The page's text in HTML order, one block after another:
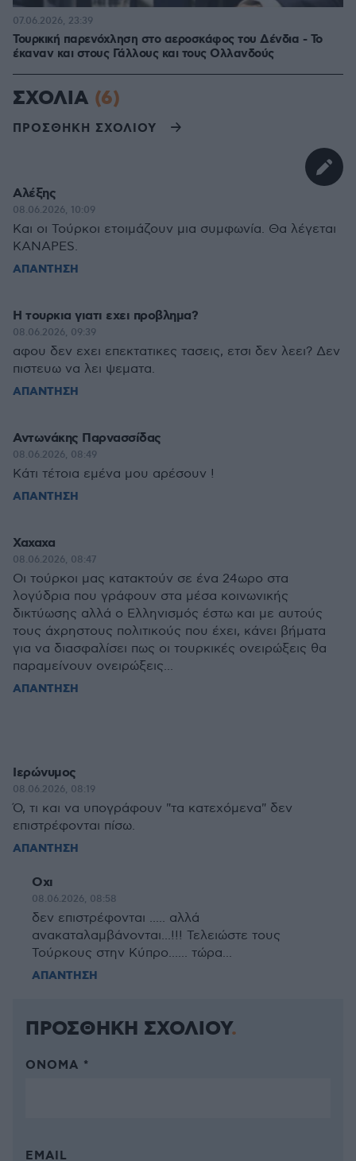
Τουρκική παρενόχληση στο αεροσκάφος του Δένδια - Το
έκαναν και στους Γάλλους και τους Ολλανδούς
07.06.2026, 23:39
ΣΧΟΛΙΑ (6)
ΠΡΟΣΘΗΚΗ ΣΧΟΛΙΟΥ
Αλέξης
08.06.2026, 10:09
Και οι Τούρκοι ετοιμάζουν μια συμφωνία. Θα λέγεται
KANAPES.
ΑΠΑΝΤΗΣΗ
Η τουρκια γιατι εχει προβλημα?
08.06.2026, 09:39
αφου δεν εχει επεκτατικες τασεις, ετσι δεν λεει? Δεν
πιστευω να λει ψεματα.
ΑΠΑΝΤΗΣΗ
Αντωνάκης Παρνασσίδας
08.06.2026, 08:49
Κάτι τέτοια εμένα μου αρέσουν !
ΑΠΑΝΤΗΣΗ
Χαχαχα
08.06.2026, 08:47
Οι τούρκοι μας κατακτούν σε ένα 24ωρο στα
λογύδρια που γράφουν στα μέσα κοινωνικής
δικτύωσης αλλά ο Ελληνισμός έστω και με αυτούς
τους άχρηστους πολιτικούς που έχει, κάνει βήματα
για να διασφαλίσει πως οι τουρκικές ονειρώξεις θα
παραμείνουν ονειρώξεις...
ΑΠΑΝΤΗΣΗ
Ιερώνυμος
08.06.2026, 08:19
Ό, τι και να υπογράφουν "τα κατεχόμενα" δεν
επιστρέφονται πίσω.
ΑΠΑΝΤΗΣΗ
Οχι
08.06.2026, 08:58
δεν επιστρέφονται ..... αλλά
ανακαταλαμβάνονται...!!! Τελειώστε τους
Τούρκους στην Κύπρο...... τώρα...
ΑΠΑΝΤΗΣΗ
ΠΡΟΣΘΗΚΗ ΣΧΟΛΙΟΥ
ΌΝΟΜΑ *
EMAIL